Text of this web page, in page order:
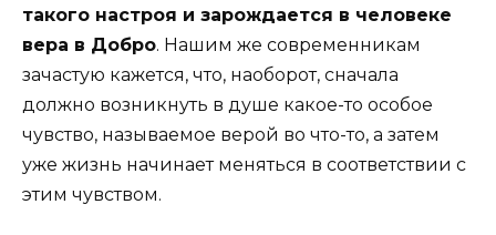
такого настроя и зарождается в человеке
вера в Добро. Нашим же современникам
зачастую кажется, что, наоборот, сначала
должно возникнуть в душе какое-то особое
чувство, называемое верой во что-то, а затем
уже жизнь начинает меняться в соответствии с
этим чувством.